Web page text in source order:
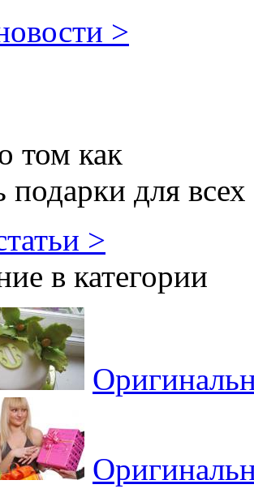
>
том как
подарки для всех
>
в категории